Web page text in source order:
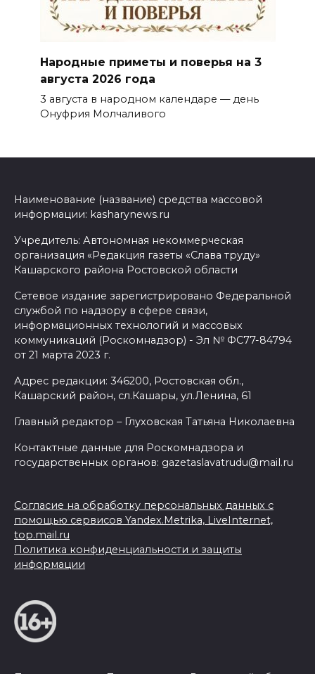
Народные приметы и поверья на 3
августа 2026 года
3 августа в народном календаре — день
Онуфрия Молчаливого
Наименование (название) средства массовой
информации: kasharynews.ru
Учредитель: Автономная некоммерческая
организация «Редакция газеты «Слава труду»
Кашарского района Ростовской области
Сетевое издание зарегистрировано Федеральной
службой по надзору в сфере связи,
информационных технологий и массовых
коммуникаций (Роскомнадзор) - Эл № ФС77-84794
от 21 марта 2023 г.
Адрес редакции: 346200, Ростовская обл.,
Кашарский район, сл.Кашары, ул.Ленина, 61
Главный редактор – Глуховская Татьяна Николаевна
Контактные данные для Роскомнадзора и
государственных органов: gazetaslavatrudu@mail.ru
Согласие на обработку персональных данных с
помощью сервисов Yandex.Metrika, LiveInternet,
top.mail.ru
Политика конфиденциальности и защиты
информации